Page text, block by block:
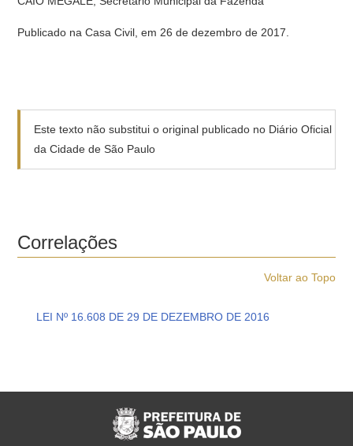
Publicado na Casa Civil, em 26 de dezembro de 2017.
Este texto não substitui o original publicado no Diário Oficial
da Cidade de São Paulo
Correlações
Voltar ao Topo
LEI Nº 16.608 DE 29 DE DEZEMBRO DE 2016